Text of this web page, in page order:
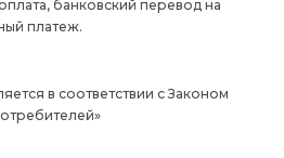
банковский перевод на
платеж.
в соответствии с Законом